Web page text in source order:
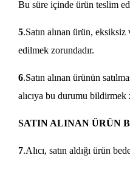
Bu süre içinde ürün teslim
5.Satın alınan ürün,
edilmek zorundadır.
6.Satın alınan ürünün
alıcıya bu durumu bildirmek
SATIN ALINAN ÜRÜN
7.Alıcı, satın aldığı ürün